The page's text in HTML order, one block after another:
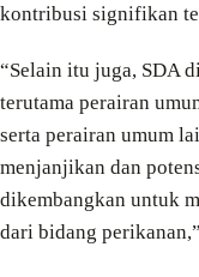
kontribusi signifikan
“Selain itu juga, SDA
terutama perairan
serta perairan umum
menjanjikan dan
dikembangkan untuk
dari bidang